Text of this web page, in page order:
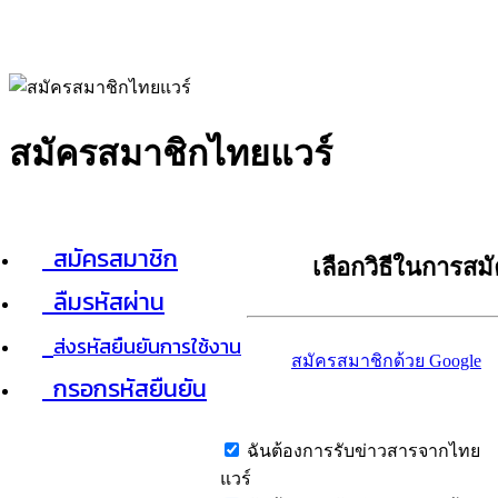
สมัครสมาชิกไทยแวร์
สมัครสมาชิก
ลืมรหัสผ่าน
ส่งรหัสยืนยันการใช้งาน
กรอกรหัสยืนยัน
เลือกวิธีในการส
สมัครสมาชิกด้วย Google
ฉันต้องการรับข่าวสารจากไทย
แวร์